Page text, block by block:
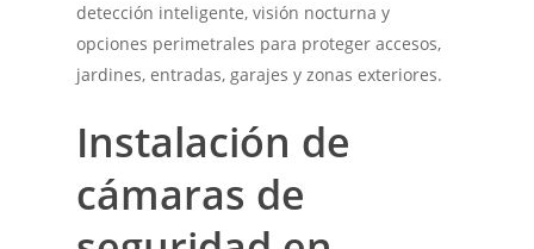
detección inteligente, visión nocturna y
opciones perimetrales para proteger accesos,
jardines, entradas, garajes y zonas exteriores.
Instalación de
cámaras de